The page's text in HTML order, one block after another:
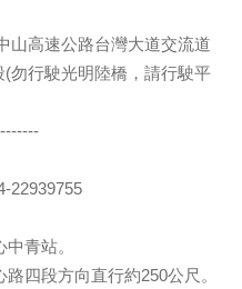
山高速公路台灣大道交流道
勿行駛光明陸橋，請行駛平
22939755
青站。
四段方向直行約250公尺。